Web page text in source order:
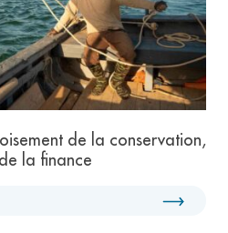
de la conservation,
la finance